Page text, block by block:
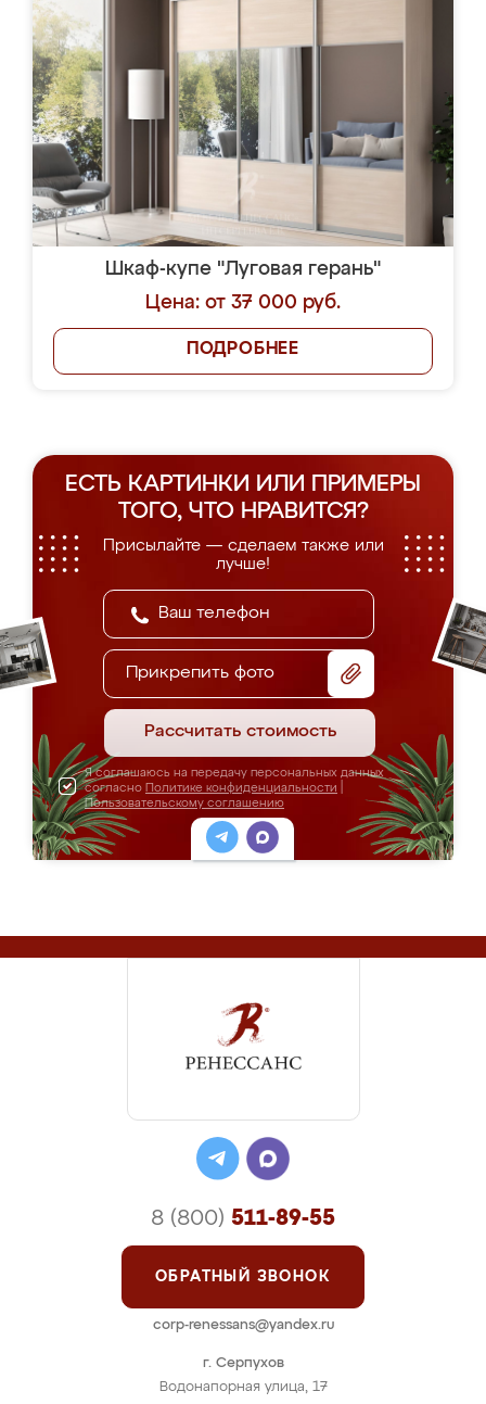
Шкаф-купе "Луговая герань"
Цена: от 37 000 руб.
ПОДРОБНЕЕ
ЕСТЬ КАРТИНКИ ИЛИ ПРИМЕРЫ
ТОГО, ЧТО НРАВИТСЯ?
Присылайте — сделаем также или
лучше!
Прикрепить фото
Рассчитать стоимость
Я соглашаюсь на передачу персональных данных
согласно Политике конфиденциальности
Пользовательскому соглашению
г. Серпухов
Водонапорная улица, 17
8 (800) 511-89-55
ОБРАТНЫЙ ЗВОНОК
corp-renessans@yandex.ru